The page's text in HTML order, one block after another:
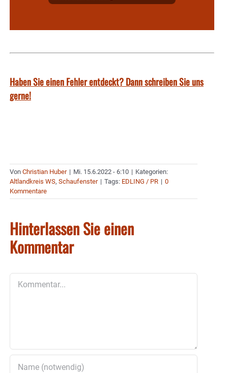
Haben Sie einen Fehler entdeckt? Dann schreiben Sie uns
gerne!
Von Christian Huber | Mi. 15.6.2022 - 6:10 | Kategorien:
Altlandkreis WS, Schaufenster | Tags: EDLING / PR | 0
Kommentare
Hinterlassen Sie einen
Kommentar